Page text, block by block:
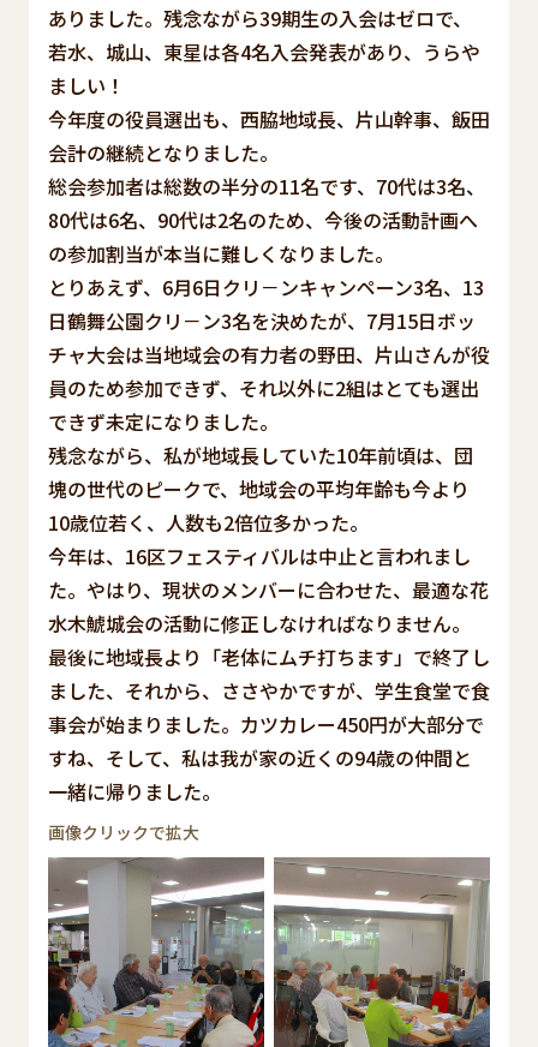
ありました。残念ながら39期生の入会はゼロで、
若水、城山、東星は各4名入会発表があり、うらや
ましい！
今年度の役員選出も、西脇地域長、片山幹事、飯田
会計の継続となりました。
総会参加者は総数の半分の11名です、70代は3名、
80代は6名、90代は2名のため、今後の活動計画へ
の参加割当が本当に難しくなりました。
とりあえず、6月6日クリ－ンキャンペーン3名、13
日鶴舞公園クリ－ン3名を決めたが、7月15日ボッ
チャ大会は当地域会の有力者の野田、片山さんが役
員のため参加できず、それ以外に2組はとても選出
できず未定になりました。
残念ながら、私が地域長していた10年前頃は、団
塊の世代のピークで、地域会の平均年齢も今より
10歳位若く、人数も2倍位多かった。
今年は、16区フェスティバルは中止と言われまし
た。やはり、現状のメンバーに合わせた、最適な花
水木鯱城会の活動に修正しなければなりません。
最後に地域長より「老体にムチ打ちます」で終了し
ました、それから、ささやかですが、学生食堂で食
事会が始まりました。カツカレー450円が大部分で
すね、そして、私は我が家の近くの94歳の仲間と
一緒に帰りました。
画像クリックで拡大